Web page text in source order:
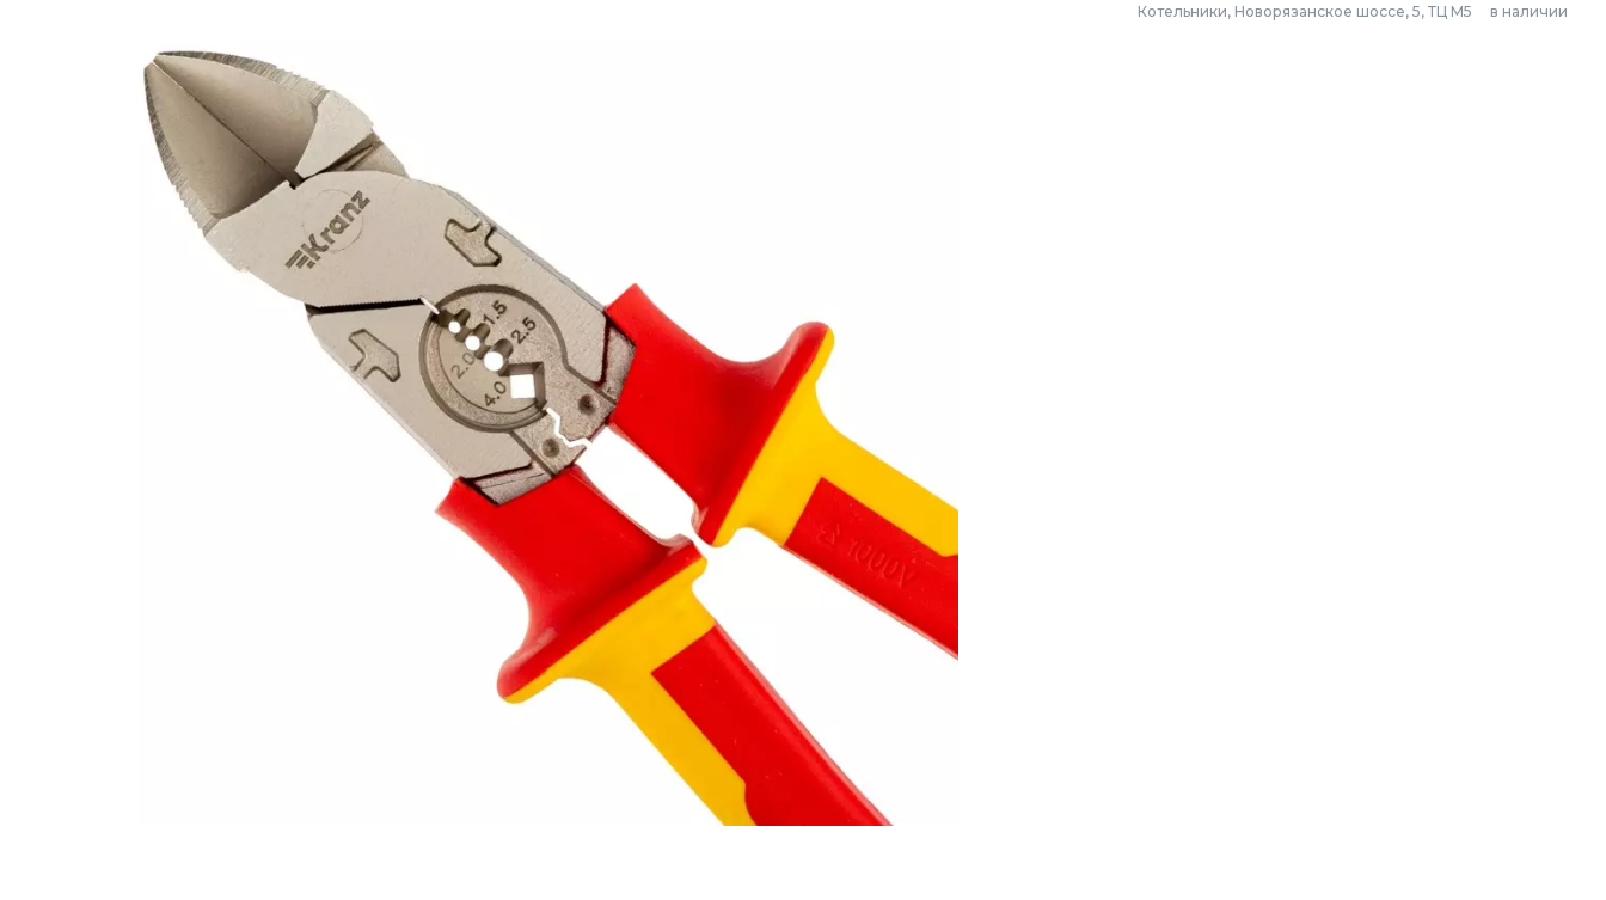
Котельники, Новорязанское шоссе, 5, ТЦ М5 в наличии